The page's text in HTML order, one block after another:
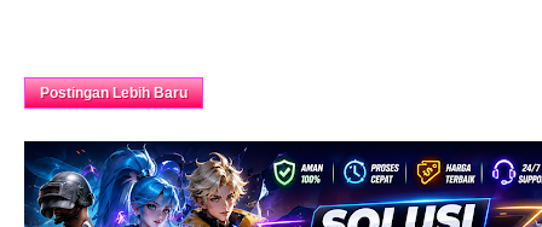
Postingan Lebih Baru